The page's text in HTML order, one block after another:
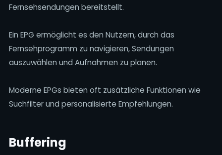
Fernsehsendungen bereitstellt.
Ein EPG ermöglicht es den Nutzern, durch das
Fernsehprogramm zu navigieren, Sendungen
auszuwählen und Aufnahmen zu planen.
Moderne EPGs bieten oft zusätzliche Funktionen wie
Suchfilter und personalisierte Empfehlungen.
Buffering